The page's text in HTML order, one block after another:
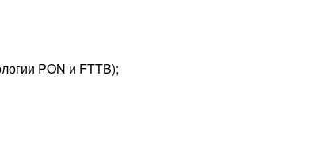
PON и FTTB);